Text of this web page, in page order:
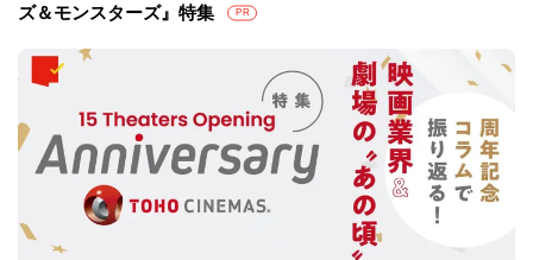
ズ＆モンスターズ』特集
PR